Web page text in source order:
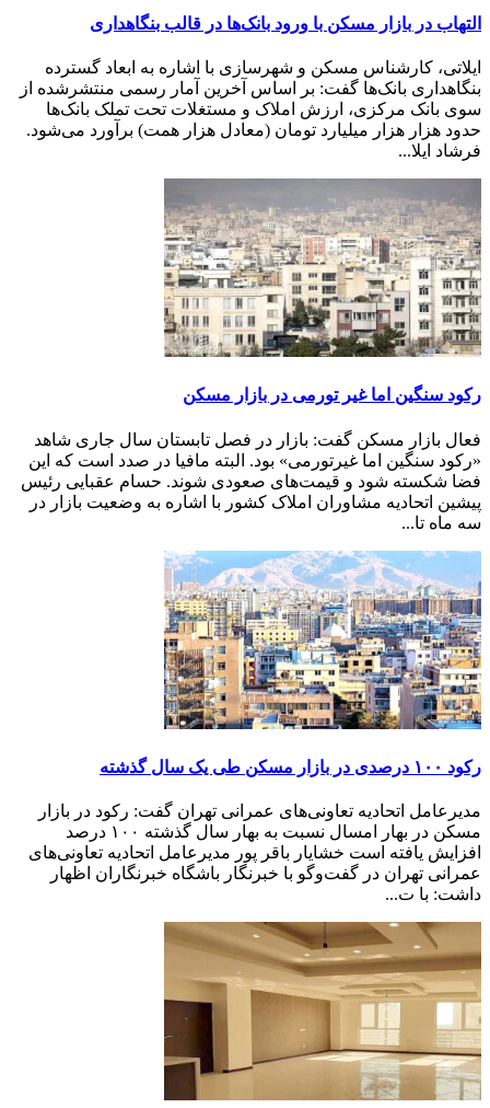
التهاب در بازار مسکن با ورود بانک‌ها در قالب بنگاهداری
ایلاتی، کارشناس مسکن و شهرسازی با اشاره به ابعاد گسترده
بنگاهداری بانک‌ها گفت: بر اساس آخرین آمار رسمی منتشرشده از
سوی بانک مرکزی، ارزش املاک و مستغلات تحت تملک بانک‌ها
حدود هزار هزار میلیارد تومان (معادل هزار همت) برآورد می‌شود.
فرشاد ایلا...
رکود سنگین اما غیر تورمی در بازار مسکن
فعال بازار مسکن گفت: بازار در فصل تابستان سال جاری شاهد
«رکود سنگین اما غیرتورمی» بود. البته مافیا در صدد است که این
فضا شکسته شود و قیمت‌های صعودی شوند. حسام عقبایی رئیس
پیشین اتحادیه مشاوران املاک کشور با اشاره به وضعیت بازار در
سه ماه تا...
رکود ۱۰۰ درصدی در بازار مسکن طی یک سال گذشته
مدیرعامل اتحادیه تعاونی‌های عمرانی تهران گفت: رکود در بازار
مسکن در بهار امسال نسبت به بهار سال گذشته ۱۰۰ درصد
افزایش یافته است خشایار باقر پور مدیرعامل اتحادیه تعاونی‌های
عمرانی تهران در گفت‌وگو با خبرنگار باشگاه خبرنگاران اظهار
داشت: با ت...